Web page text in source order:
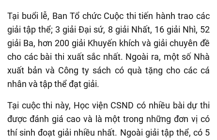
Tại buổi lễ, Ban Tổ chức Cuộc thi tiến hành trao các
giải tập thể; 3 giải Đại sứ, 8 giải Nhất, 16 giải Nhì, 52
giải Ba, hơn 200 giải Khuyến khích và giải chuyên đề
cho các bài thi xuất sắc nhất. Ngoài ra, một số Nhà
xuất bản và Công ty sách có quà tặng cho các cá
nhân và tập thể đạt giải.
Tại cuộc thi này, Học viện CSND có nhiều bài dự thi
được đánh giá cao và là một trong những đơn vị có
thí sinh đoạt giải nhiều nhất. Ngoài giải tập thể, có 5